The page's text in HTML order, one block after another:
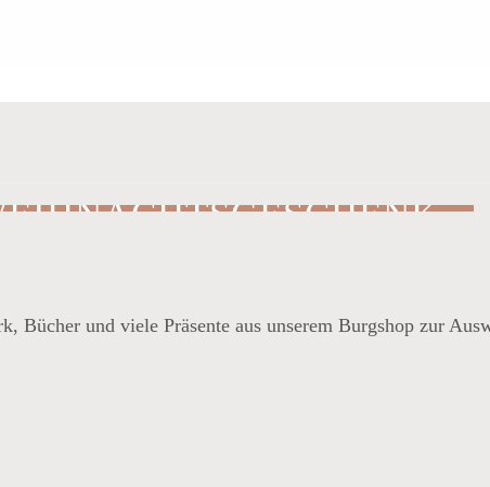
Bücher und viele Präsente aus unserem Burgshop zur